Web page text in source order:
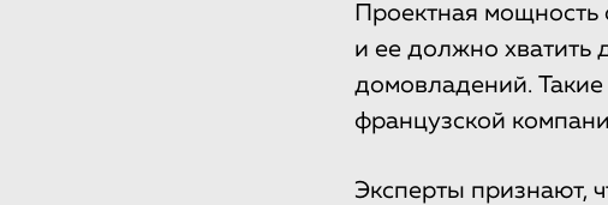
Проектная мощность
и ее должно хватить
домовладений.
французской
Эксперты признают,